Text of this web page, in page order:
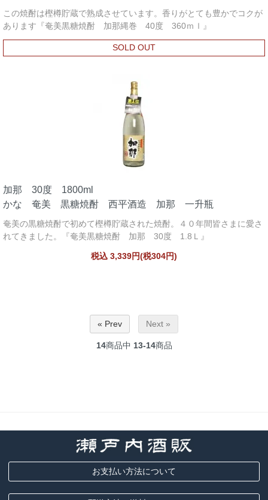
この焼酎は樫樽貯蔵で熟成させています。香りがとても豊かでコクが
あります『奄美黒糖焼酎 加那縄巻 40度 360ｍｌ』
SOLD OUT
加那 30度 1800ml
かな 奄美 黒糖焼酎 西平酒造 加那 一升瓶
奄美の黒糖焼酎で初めて樫樽貯蔵された焼酎。４０年間皆さまに愛さ
れてきました。『奄美黒糖焼酎 加那 30度 1.8Ｌ』
税込 3,339円(税304円)
« Prev Next »
14商品中 13-14商品
お支払い方法について